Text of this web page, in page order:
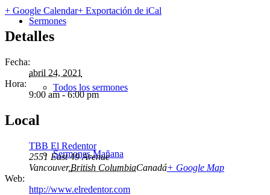
Sermones
Todos los sermones
Sermones Mañana
+ Google Calendar+ Exportación de iCal
Detalles
Fecha:
abril 24, 2021
Hora:
9:00 am - 6:00 pm
Local
TBB El Redentor
2551 East 49 Avenue
Vancouver,British ColumbiaCanadá+ Google Map
Web:
http://www.elredentor.com